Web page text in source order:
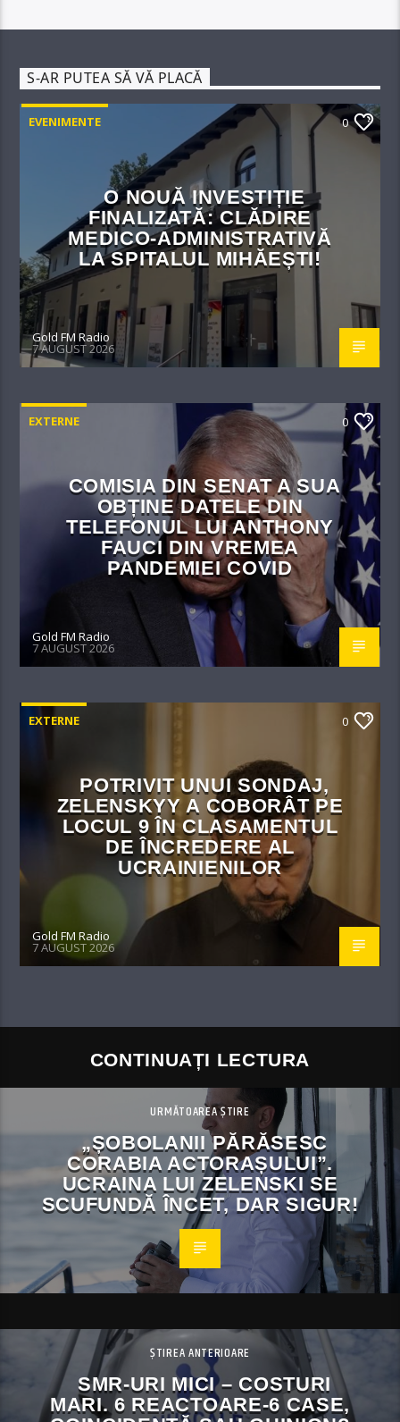
S-AR PUTEA SĂ VĂ PLACĂ
EVENIMENTE 0
O NOUĂ INVESTIȚIE
FINALIZATĂ: CLĂDIRE
MEDICO-ADMINISTRATIVĂ
LA SPITALUL MIHĂEȘTI!​
Gold FM Radio
7 AUGUST 2026
EXTERNE 0
COMISIA DIN SENAT A SUA
OBȚINE DATELE DIN
TELEFONUL LUI ANTHONY
FAUCI DIN VREMEA
PANDEMIEI COVID
Gold FM Radio
7 AUGUST 2026
EXTERNE 0
POTRIVIT UNUI SONDAJ,
ZELENSKYY A COBORÂT PE
LOCUL 9 ÎN CLASAMENTUL
DE ÎNCREDERE AL
UCRAINIENILOR
Gold FM Radio
7 AUGUST 2026
CONTINUAȚI LECTURA
URMĂTOAREA ȘTIRE
„ȘOBOLANII PĂRĂSESC
CORABIA ACTORAȘULUI”.
UCRAINA LUI ZELENSKI SE
SCUFUNDĂ ÎNCET, DAR SIGUR!
ȘTIREA ANTERIOARE
SMR-URI MICI – COSTURI
MARI. 6 REACTOARE-6 CASE,